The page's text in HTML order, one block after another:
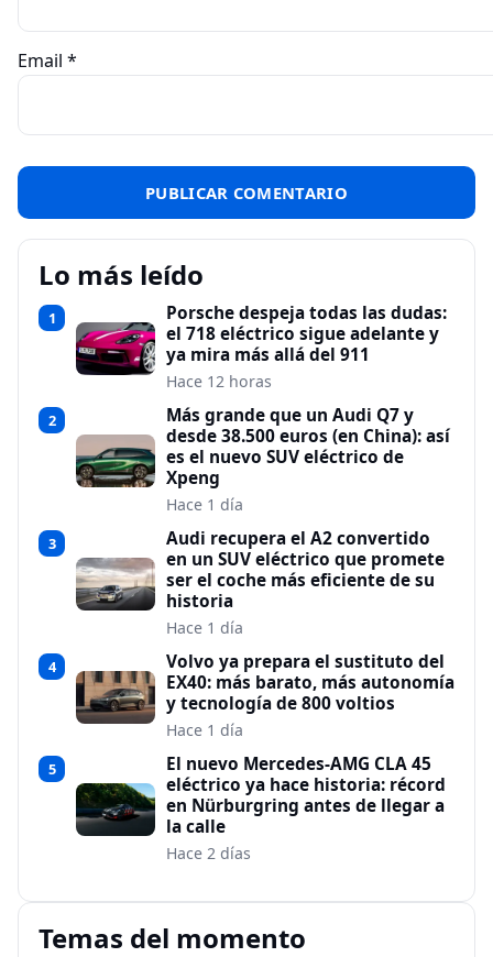
Email *
Lo más leído
1
Porsche despeja todas las dudas:
el 718 eléctrico sigue adelante y
ya mira más allá del 911
Hace 12 horas
2
Más grande que un Audi Q7 y
desde 38.500 euros (en China): así
es el nuevo SUV eléctrico de
Xpeng
Hace 1 día
3
Audi recupera el A2 convertido
en un SUV eléctrico que promete
ser el coche más eficiente de su
historia
Hace 1 día
4
Volvo ya prepara el sustituto del
EX40: más barato, más autonomía
y tecnología de 800 voltios
Hace 1 día
5
El nuevo Mercedes-AMG CLA 45
eléctrico ya hace historia: récord
en Nürburgring antes de llegar a
la calle
Hace 2 días
Temas del momento